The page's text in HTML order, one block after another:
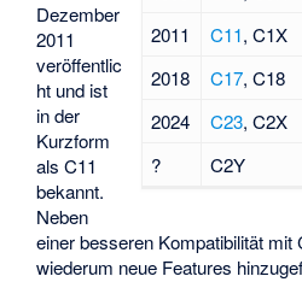
2011
C11, C1X
2018
C17, C18
2024
C23, C2X
?
C2Y
Dezember
2011
veröffentlic
ht und ist
in der
Kurzform
als C11
bekannt.
Neben
einer besseren Kompatibilität
wiederum neue Features